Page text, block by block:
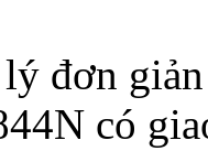
đơn giản
có